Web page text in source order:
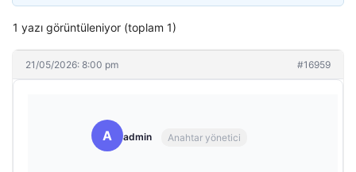
1 yazı görüntüleniyor (toplam 1)
21/05/2026: 8:00 pm #16959
A admin Anahtar yönetici